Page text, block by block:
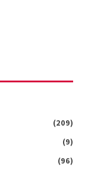
(209)
(9)
(96)